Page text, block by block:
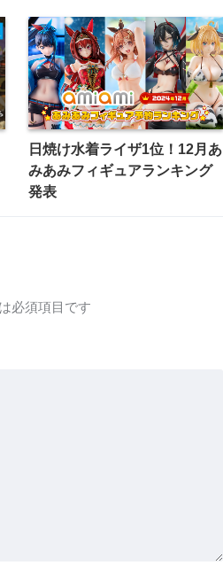
日焼け水着ライザ1位！12月あ
みあみフィギュアランキング
発表
必須項目です